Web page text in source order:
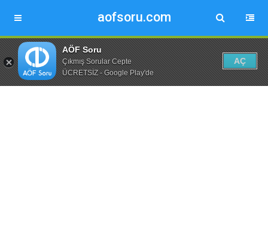
aofsoru.com
AÖF Soru
Çıkmış Sorular Cepte
ÜCRETSİZ - Google Play'de
AÇ